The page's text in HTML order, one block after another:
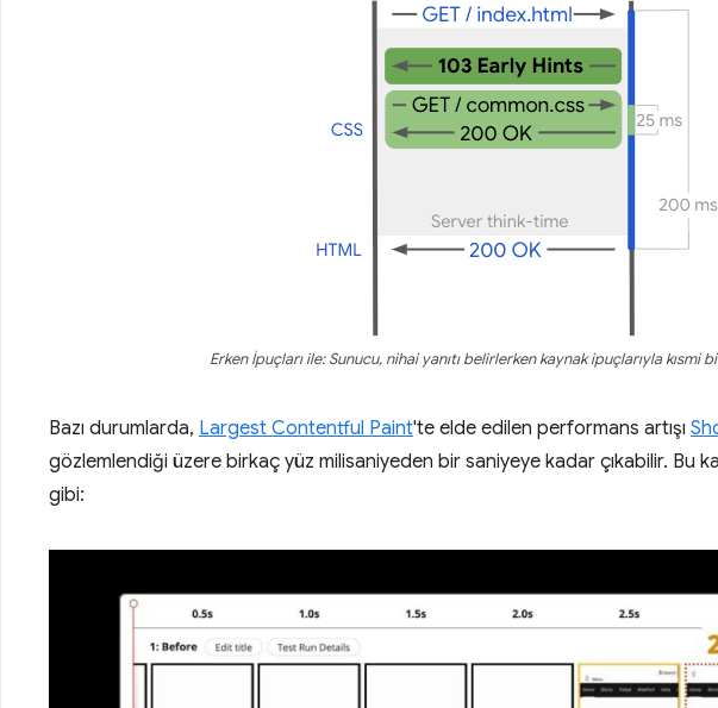
Erken İpuçları ile: Sunucu, nihai yanıtı belirlerken kaynak ipuçlarıyla kısmi
Bazı durumlarda, Largest Contentful Paint'te elde edilen performans artışı
gözlemlendiği üzere birkaç yüz milisaniyeden bir saniyeye kadar çıkabilir. Bu
gibi: